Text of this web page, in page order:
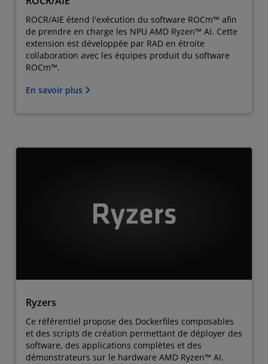
ROCR/AIE étend l'exécution du software ROCm™ afin
de prendre en charge les NPU AMD Ryzen™ AI. Cette
extension est développée par RAD en étroite
collaboration avec les équipes produit du software
ROCm™.
En savoir plus
Ryzers
Ce référentiel propose des Dockerfiles composables
et des scripts de création permettant de déployer des
software, des applications complètes et des
démonstrateurs sur le hardware AMD Ryzen™ AI.